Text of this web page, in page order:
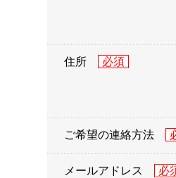
住所
ご希望の連絡方法
メールアドレス